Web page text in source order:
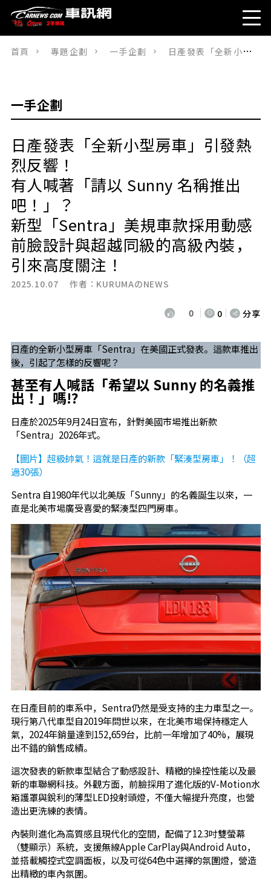
首頁 專題企劃 一手企劃 日產發表「全新小型房車」引發熱烈反響！有人喊著「請以 Sunny 名稱推出吧！」？新型「Sentra」美規車款採用動感前臉設計與超越同級的高級內裝，引來高度關注！
一手企劃
日產發表「全新小型房車」引發熱
烈反響！
有人喊著「請以 Sunny 名稱推出
吧！」？
新型「Sentra」美規車款採用動感
前臉設計與超越同級的高級內裝，
引來高度關注！
2025.10.07 作者： KURUMAのNEWS
0 0 分享
日產的全新小型房車「Sentra」在美國正式發表。這款車推出
後，引起了怎樣的反響呢？
甚至有人喊話「希望以 Sunny 的名義推
出！」嗎!?
日產於2025年9月24日宣布，針對美國市場推出新款
「Sentra」2026年式。
【圖片】超級帥氣！這就是日產的新款「緊湊型房車」！（超
過30張）
Sentra 自1980年代以北美版「Sunny」的名義誕生以來，一
直是北美市場廣受喜愛的緊湊型四門房車。
在日產目前的車系中，Sentra仍然是受支持的主力車型之一。
現行第八代車型自2019年問世以來，在北美市場保持穩定人
氣，2024年銷量達到152,659台，比前一年增加了40%，展現
出不錯的銷售成績。
這次發表的新款車型結合了動感設計、精緻的操控性能以及最
新的車聯網科技。外觀方面，前臉採用了進化版的V-Motion水
箱護罩與銳利的薄型LED投射頭燈，不僅大幅提升亮度，也營
造出更洗練的表情。
內裝則進化為高質感且現代化的空間，配備了12.3吋雙螢幕
（雙顯示）系統，支援無線Apple CarPlay與Android Auto，
並搭載觸控式空調面板，以及可從64色中選擇的氛圍燈，營造
出精緻的車內氛圍。